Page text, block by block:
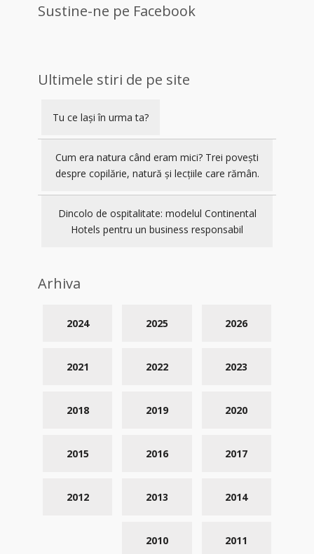
Sustine-ne pe Facebook
Ultimele stiri de pe site
Tu ce lași în urma ta?
Cum era natura când eram mici? Trei povești
despre copilărie, natură și lecțiile care rămân.
Dincolo de ospitalitate: modelul Continental
Hotels pentru un business responsabil
Arhiva
2026
2025
2024
2023
2022
2021
2020
2019
2018
2017
2016
2015
2014
2013
2012
2011
2010